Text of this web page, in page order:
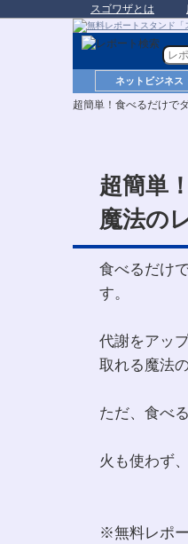
スゴワザとは
ネットビジネス
超簡単！食べるだけで
超簡単
魔法の
食べるだけ
す。
代謝をアッ
取れる魔法
ただ、食べ
火も使わず
※無料レポ